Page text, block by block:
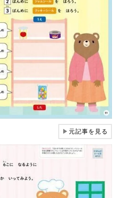
▶元記事を見る